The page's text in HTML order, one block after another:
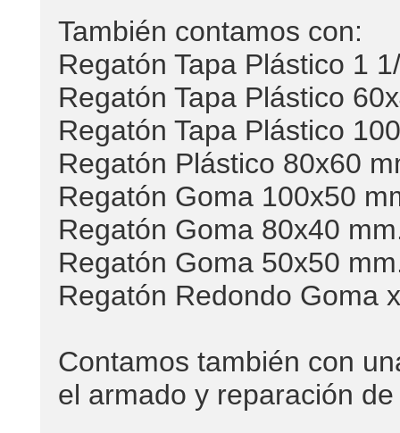
También contamos con:
Regatón Tapa Plástico 1
Regatón Tapa Plástico
Regatón Tapa Plástico
Regatón Plástico 80x60
Regatón Goma 100x50
Regatón Goma 80x40
Regatón Goma 50x50
Regatón Redondo Goma
Contamos también con
el armado y reparación